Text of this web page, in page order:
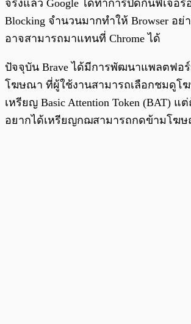
จริงแล้ว Google ได้ทำการปิดกั้นฟีเจอร์
Blocking จำนวนมากทำให้ Browser อย่
อาจสามารถมาแทนที่ Chrome ได้
ปัจจุบัน Brave ได้มีการพัฒนาแพลตฟอ
โฆษณา ที่ผู้ใช้งานสามารถเลือกชมดูโ
เหรียญ Basic Attention Token (BAT) แ
อยากได้เหรียญกฌสามารถกดข้ามโฆษ